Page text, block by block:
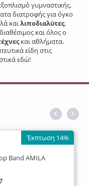
γυμναστικής,
διατροφής για όγκο
καιλιποδιαλύτες.
και όλος ο
και αθλήματα.
είδη στις
εδώ!
Έκπτωση 14%
Band AMILA